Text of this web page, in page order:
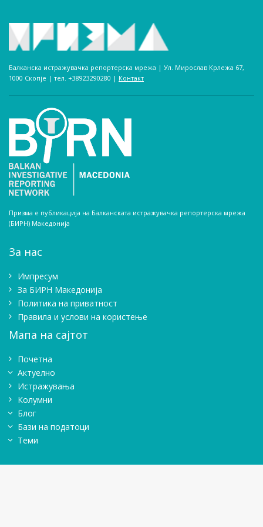
Балканска истражувачка репортерска мрежа | Ул. Мирослав Крлежа 67,
1000 Скопје | тел. +38923290280­ | Контакт
Призма е публикација на Балканската истражувачка репортерска мрежа
(БИРН) Македонија
За нас
Импресум
Зa БИРН Македонија
Политика на приватност
Правила и услови на користење
Мапа на сајтот
Почетна
Актуелно
Истражувањa
Колумни
Блог
Бази на податоци
Теми